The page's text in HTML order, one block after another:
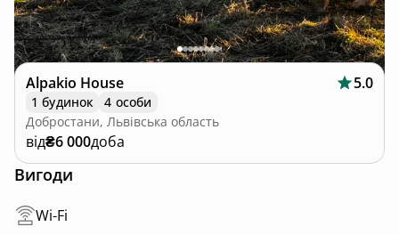
Alpakio House 5.0
1 будинок
4 особи
Добростани, Львівська область
від₴6 000доба
Вигоди
Wi-Fi